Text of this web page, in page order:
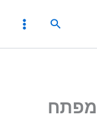
חיפוש
מפתח